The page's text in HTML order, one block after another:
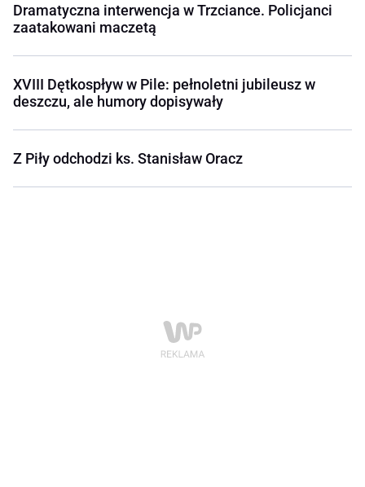
Dramatyczna interwencja w Trzciance. Policjanci
zaatakowani maczetą
XVIII Dętkospływ w Pile: pełnoletni jubileusz w
deszczu, ale humory dopisywały
Z Piły odchodzi ks. Stanisław Oracz